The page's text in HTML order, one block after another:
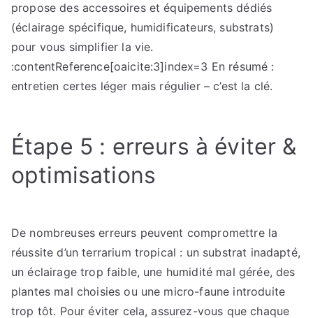
propose des accessoires et équipements dédiés
(éclairage spécifique, humidificateurs, substrats)
pour vous simplifier la vie.
:contentReference[oaicite:3]index=3 En résumé :
entretien certes léger mais régulier – c’est la clé.
Étape 5 : erreurs à éviter &
optimisations
De nombreuses erreurs peuvent compromettre la
réussite d’un terrarium tropical : un substrat inadapté,
un éclairage trop faible, une humidité mal gérée, des
plantes mal choisies ou une micro-faune introduite
trop tôt. Pour éviter cela, assurez-vous que chaque